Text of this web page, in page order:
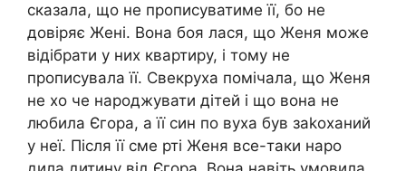
сказала, що не прописуватиме її, бо не
довіряє Жені. Вона боя лася, що Женя може
відібрати у них квартиру, і тому не
прописувала її. Свекруха помічала, що Женя
не хо че народжувати дітей і що вона не
любила Єгора, а її син по вуха був заkоханий
у неї. Після її сме рті Женя все-таки наро